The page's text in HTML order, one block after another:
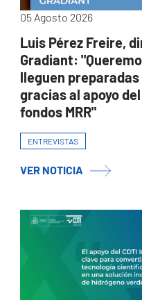
05 Agosto 2026
Luis Pérez Freire,
Gradiant:
lleguen
gracias al apoyo
fondos MRR"
ENTREVISTAS
VER NOTICIA